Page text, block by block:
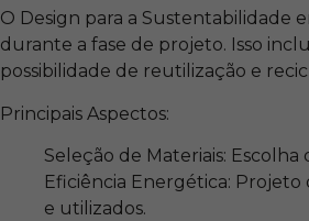
O Design para a Sustentabilidade
durante a fase de projeto. Isso
possibilidade de reutilização e
Principais Aspectos:
Seleção de Materiais:
Eficiência Energética:
e utilizados.